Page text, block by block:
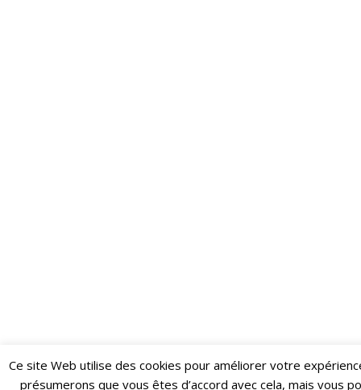
Restez informé·e des dernières actualités du Poing !
Ce site Web utilise des cookies pour améliorer votre
présumerons que vous êtes d’accord avec cela, mais vous